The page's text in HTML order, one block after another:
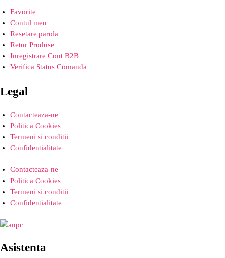
Favorite
Contul meu
Resetare parola
Retur Produse
Inregistrare Cont B2B
Verifica Status Comanda
Legal
Contacteaza-ne
Politica Cookies
Termeni si conditii
Confidentialitate
Contacteaza-ne
Politica Cookies
Termeni si conditii
Confidentialitate
Asistenta